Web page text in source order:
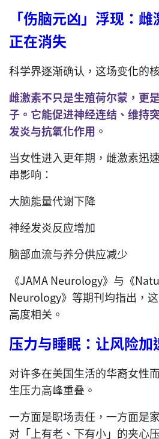
「伤脑元凶」浮现：
正在消失
科学界逐渐确认，这场变化的
雌激素不只是生殖荷尔蒙，更
子。它能促进神经连结、维持
发炎与抗氧化作用 。
当女性进入更年期，雌激素迅
串影响：
大脑能量代谢下降
神经发炎反应增加
脑部血流与养分供应减少
《JAMA Neurology》与《
Neurology》等期刊均指出，
高度相关。
压力与睡眠：让风险加
对许多在美国生活的华裔女性
生压力高峰重叠。
一方面是职场责任，一方面是
对「上有老、下有小」的夹心